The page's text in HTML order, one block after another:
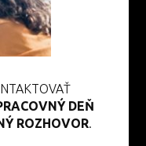
DEŇ
ROZHOVOR.